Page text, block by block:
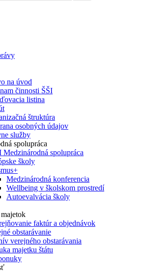
na úvod
činnosti ŠŠI
listina
štruktúra
osobných údajov
služby
spolupráca
Medzinárodná spolupráca
školy
Medzinárodná konferencia
Wellbeing v školskom prostredí
Autoevalvácia školy
faktúr a objednávok
obstarávanie
verejného obstarávania
majetku štátu